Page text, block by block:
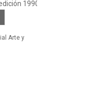
1990.
Arte y